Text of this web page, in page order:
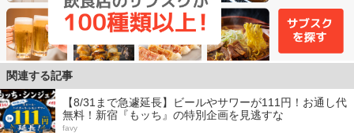
関連する記事
【8/31まで急遽延長】ビールやサワーが111円！お通し代
無料！新宿『もッち』の特別企画を見逃すな
favy